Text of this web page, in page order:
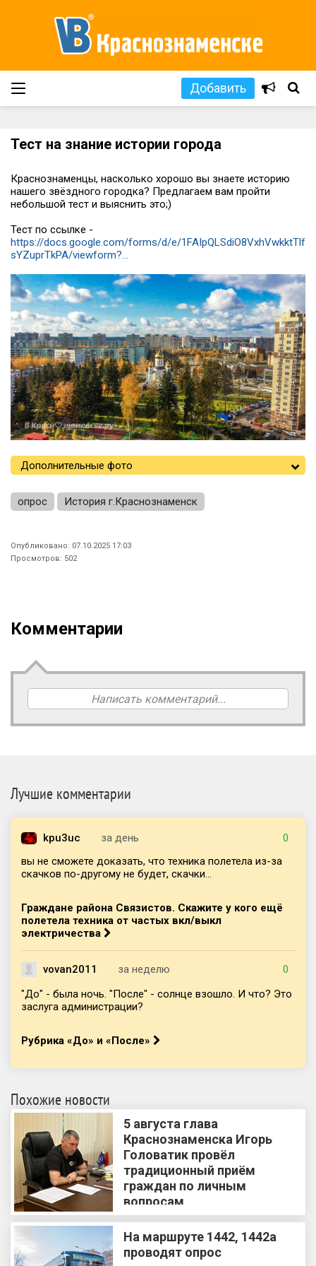
Добавить
Тест на знание истории города
Краснознаменцы, насколько хорошо вы знаете историю
нашего звёздного городка? Предлагаем вам пройти
небольшой тест и выяснить это;)
Тест по ссылке -
https://docs.google.com/forms/d/e/
sYZuprTkPA/viewform?...
Дополнительные фото
опрос История г.Краснознаменск
Опубликовано: 07.10.2025 17:03
Просмотров: 502
Комментарии
Написать комментарий...
Лучшие комментарии
kpu3uc за день
0
вы не сможете доказать, что техника полетела из-за
скачков по-другому не будет, скачки...
Граждане района Связистов. Скажите у кого ещё
полетела техника от частых вкл/выкл
электричества
vovan2011 за неделю
0
"До" - была ночь. "После" - солнце взошло. И что? Это
заслуга администрации?
Рубрика «До» и «После»
Похожие новости
5 августа глава
Краснознаменска Игорь
Головатик провёл
традиционный приём
граждан по личным
вопросам
На маршруте 1442, 1442а
проводят опрос